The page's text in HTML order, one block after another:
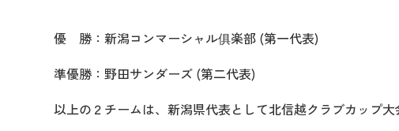
優 勝：新潟コンマーシャル俱楽部 (第一代表)
準優勝：野田サンダーズ (第二代表)
以上の２チームは、新潟県代表として北信越クラブカップ大